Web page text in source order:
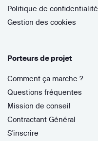
Politique de confidentialité
Gestion des cookies
Porteurs de projet
Comment ça marche ?
Questions fréquentes
Mission de conseil
Contractant Général
S'inscrire